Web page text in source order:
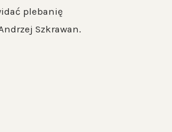
plebanię
Szkrawan.